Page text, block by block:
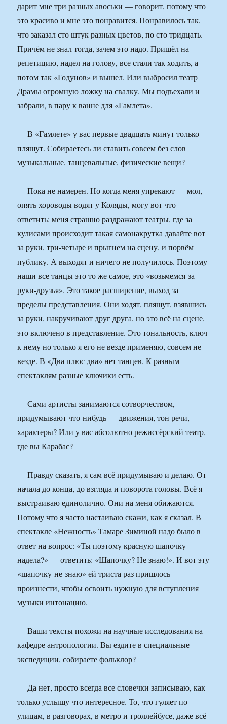
дарит мне три разных авоськи — говорит, потому что
это красиво и мне это понравится. Понравилось так,
что заказал сто штук разных цветов, по сто тридцать.
Причём не знал тогда, зачем это надо. Пришёл на
репетицию, надел на голову, все стали так ходить, а
потом так «Годунов» и вышел. Или выбросил театр
Драмы огромную ложку на свалку. Мы подъехали и
забрали, в пару к ванне для «Гамлета».
— В «Гамлете» у вас первые двадцать минут только
пляшут. Собираетесь ли ставить совсем без слов
музыкальные, танцевальные, физические вещи?
— Пока не намерен. Но когда меня упрекают — мол,
опять хороводы водят у Коляды, могу вот что
ответить: меня страшно раздражают театры, где за
кулисами происходит такая самонакрутка давайте вот
за руки, три-четыре и прыгнем на сцену, и порвём
публику. А выходят и ничего не получилось. Поэтому
наши все танцы это то же самое, это «возьмемся-за-
руки-друзья». Это такое расширение, выход за
пределы представления. Они ходят, пляшут, взявшись
за руки, накручивают друг друга, но это всё на сцене,
это включено в представление. Это тональность, ключ
к нему но только я его не везде применяю, совсем не
везде. В «Два плюс два» нет танцев. К разным
спектаклям разные ключики есть.
— Сами артисты занимаются сотворчеством,
придумывают что-нибудь — движения, тон речи,
характеры? Или у вас абсолютно режиссёрский театр,
где вы Карабас?
— Правду сказать, я сам всё придумываю и делаю. От
начала до конца, до взгляда и поворота головы. Всё я
выстраиваю единолично. Они на меня обижаются.
Потому что я часто настаиваю скажи, как я сказал. В
спектакле «Нежность» Тамаре Зиминой надо было в
ответ на вопрос: «Ты поэтому красную шапочку
надела?» — ответить: «Шапочку? Не знаю!». И вот эту
«шапочку-не-знаю» ей триста раз пришлось
произнести, чтобы освоить нужную для вступления
музыки интонацию.
— Ваши тексты похожи на научные исследования на
кафедре антропологии. Вы ездите в специальные
экспедиции, собираете фольклор?
— Да нет, просто всегда все словечки записываю, как
только услышу что интересное. То, что гуляет по
улицам, в разговорах, в метро и троллейбусе, даже всё